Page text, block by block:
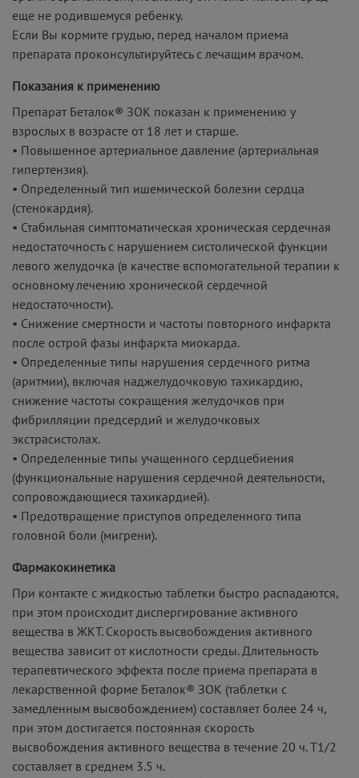
еще не родившемуся ребенку.
Если Вы кормите грудью, перед началом приема
препарата проконсультируйтесь с лечащим врачом.
Показания к применению
Препарат Беталок® ЗОК показан к применению у
взрослых в возрасте от 18 лет и старше.
• Повышенное артериальное давление (артериальная
гипертензия).
• Определенный тип ишемической болезни сердца
(стенокардия).
• Стабильная симптоматическая хроническая сердечная
недостаточность с нарушением систолической функции
левого желудочка (в качестве вспомогательной терапии к
основному лечению хронической сердечной
недостаточности).
• Снижение смертности и частоты повторного инфаркта
после острой фазы инфаркта миокарда.
• Определенные типы нарушения сердечного ритма
(аритмии), включая наджелудочковую тахикардию,
снижение частоты сокращения желудочков при
фибрилляции предсердий и желудочковых
экстрасистолах.
• Определенные типы учащенного сердцебиения
(функциональные нарушения сердечной деятельности,
сопровождающиеся тахикардией).
• Предотвращение приступов определенного типа
головной боли (мигрени).
Фармакокинетика
При контакте с жидкостью таблетки быстро распадаются,
при этом происходит диспергирование активного
вещества в ЖКТ. Скорость высвобождения активного
вещества зависит от кислотности среды. Длительность
терапевтического эффекта после приема препарата в
лекарственной форме Беталок® ЗОК (таблетки с
замедленным высвобождением) составляет более 24 ч,
при этом достигается постоянная скорость
высвобождения активного вещества в течение 20 ч. T1/2
составляет в среднем 3.5 ч.